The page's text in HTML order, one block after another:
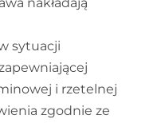
sytuacji
i rzetelnej
zgodnie ze